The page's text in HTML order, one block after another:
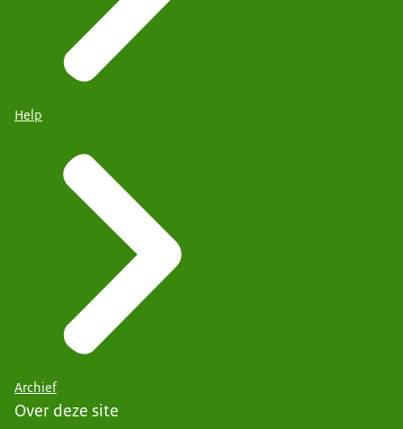
Help
Archief
Over deze site